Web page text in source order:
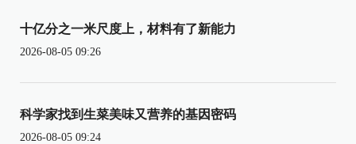
十亿分之一米尺度上，材料有了新能力
2026-08-05 09:26
科学家找到生菜美味又营养的基因密码
2026-08-05 09:24